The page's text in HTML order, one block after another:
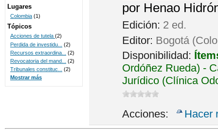
por Henao
Edición: 2 ed.
Editor: Bogotá
Disponibilidad:
Ordóñez Rueda) -
Jurídico (Clínica
Acciones: Hacer
Lugares
Colombia (1)
Tópicos
Acciones de tutela (2)
Perdida de investidu...
(2)
Recursos extraordina...
(2)
Revocatoria del mand...
(2)
Tribunales constituc...
(2)
Mostrar más